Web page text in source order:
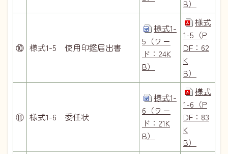
B）
⑩ 様式1-5 使用印鑑届出書
様式1-
5（ワー
ド：24K
B）
様式
1-5（P
DF：62
K
B）
⑪ 様式1-6 委任状
様式1-
6（ワー
ド：21K
B）
様式
1-6（P
DF：83
K
B）